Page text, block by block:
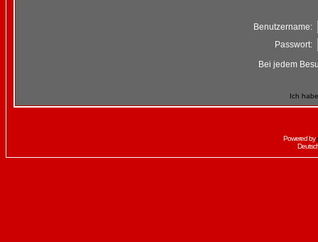
Benutzername:
Passwort:
Bei jedem
Ich
Powered by